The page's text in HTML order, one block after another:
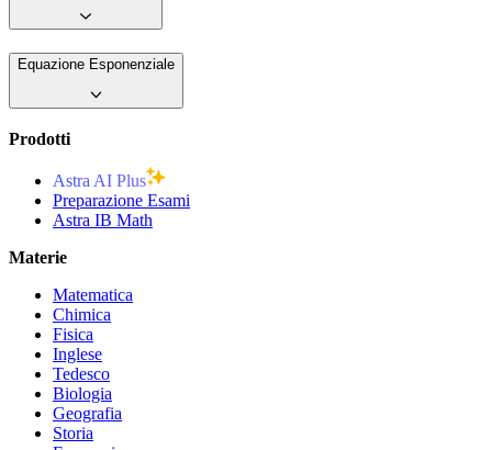
Equazione Esponenziale
Prodotti
Astra AI Plus
Preparazione Esami
Astra IB Math
Materie
Matematica
Chimica
Fisica
Inglese
Tedesco
Biologia
Geografia
Storia